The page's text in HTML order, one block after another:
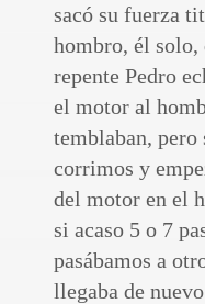
sacó su fuerza
hombro, él solo,
repente Pedro
el motor al
temblaban, pero
corrimos y
del motor en el
si acaso 5 o 7
pasábamos a
llegaba de